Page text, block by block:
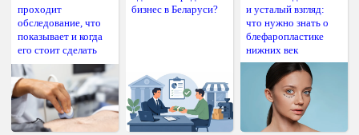
проходит
обследование, что
показывает и когда
его стоит сделать
бизнес в Беларуси?
и усталый взгляд:
что нужно знать о
блефаропластике
нижних век